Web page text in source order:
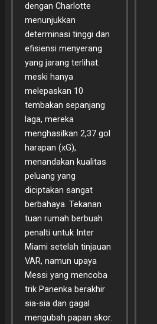
dengan Charlotte
menunjukkan
determinasi tinggi dan
efisiensi menyerang
yang jarang terlihat:
meski hanya
melepaskan 10
tembakan sepanjang
laga, mereka
menghasilkan 2,37 gol
harapan (xG),
menandakan kualitas
peluang yang
diciptakan sangat
berbahaya. Tekanan
tuan rumah berbuah
penalti untuk Inter
Miami setelah tinjauan
VAR, namun upaya
Messi yang mencoba
trik Panenka berakhir
sia-sia dan gagal
mengubah papan skor.